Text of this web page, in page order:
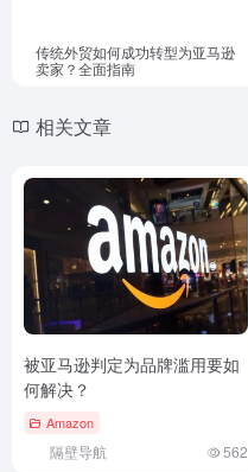
传统外贸如何成功转型为亚马逊
卖家？全面指南
相关文章
被亚马逊判定为品牌滥用要如
何解决？
Amazon
隔壁导航 562